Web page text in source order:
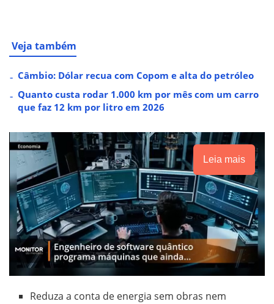
Veja também
Câmbio: Dólar recua com Copom e alta do petróleo
Quanto custa rodar 1.000 km por mês com um carro
que faz 12 km por litro em 2026
Leia mais
Reduza a conta de energia sem obras nem